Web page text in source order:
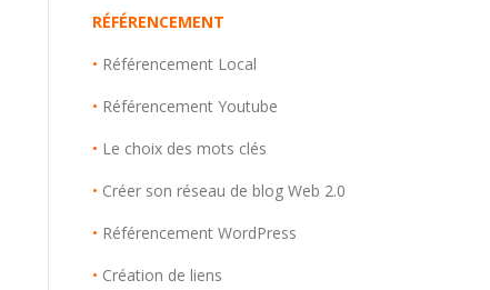
RÉFÉRENCEMENT
• Référencement Local
• Référencement Youtube
• Le choix des mots clés
• Créer son réseau de blog Web 2.0
• Référencement WordPress
• Création de liens